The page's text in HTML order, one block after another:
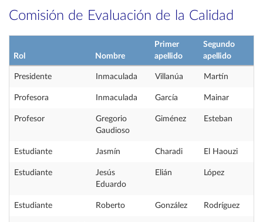
Comisión de Evaluación de la Calidad
Rol Nombre
Primer
apellido
Segundo
apellido
Presidente Inmaculada Villanúa Martín
Profesora Inmaculada García Mainar
Profesor
Gregorio
Gaudioso
Giménez Esteban
Estudiante Jasmín Charadi El Haouzi
Estudiante
Jesús
Eduardo
Elián López
Estudiante Roberto González Rodríguez